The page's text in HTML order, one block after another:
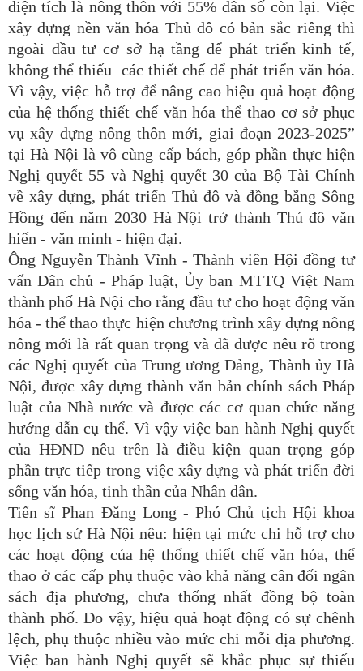
diện tích là nông thôn với 55% dân số còn lại. Việc
xây dựng nền văn hóa Thủ đô có bản sắc riêng thì
ngoài đầu tư cơ sở hạ tầng để phát triển kinh tế,
không thể thiếu các thiết chế để phát triển văn hóa.
Vì vậy, việc hỗ trợ để nâng cao hiệu quả hoạt động
của hệ thống thiết chế văn hóa thể thao cơ sở phục
vụ xây dựng nông thôn mới, giai đoạn 2023-2025”
tại Hà Nội là vô cùng cấp bách, góp phần thực hiện
Nghị quyết 55 và Nghị quyết 30 của Bộ Tài Chính
về xây dựng, phát triển Thủ đô và đồng bằng Sông
Hồng đến năm 2030 Hà Nội trở thành Thủ đô văn
hiến - văn minh - hiện đại.
Ông Nguyễn Thành Vĩnh - Thành viên Hội đồng tư
vấn Dân chủ - Pháp luật, Ủy ban MTTQ Việt Nam
thành phố Hà Nội cho rằng đầu tư cho hoạt động văn
hóa - thể thao thực hiện chương trình xây dựng nông
nông mới là rất quan trọng và đã được nêu rõ trong
các Nghị quyết của Trung ương Đảng, Thành ủy Hà
Nội, được xây dựng thành văn bản chính sách Pháp
luật của Nhà nước và được các cơ quan chức năng
hướng dẫn cụ thể. Vì vậy việc ban hành Nghị quyết
của HĐND nêu trên là điều kiện quan trọng góp
phần trực tiếp trong việc xây dựng và phát triển đời
sống văn hóa, tinh thần của Nhân dân.
Tiến sĩ Phan Đăng Long - Phó Chủ tịch Hội khoa
học lịch sử Hà Nội nêu: hiện tại mức chi hỗ trợ cho
các hoạt động của hệ thống thiết chế văn hóa, thể
thao ở các cấp phụ thuộc vào khả năng cân đối ngân
sách địa phương, chưa thống nhất đồng bộ toàn
thành phố. Do vậy, hiệu quả hoạt động có sự chênh
lệch, phụ thuộc nhiều vào mức chi mỗi địa phương.
Việc ban hành Nghị quyết sẽ khắc phục sự thiếu